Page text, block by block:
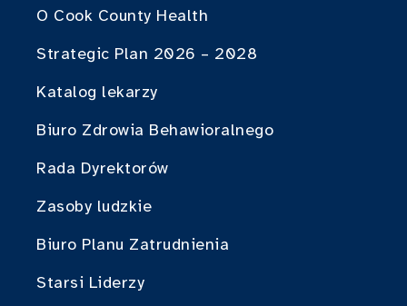
O Cook County Health
Strategic Plan 2026 – 2028
Katalog lekarzy
Biuro Zdrowia Behawioralnego
Rada Dyrektorów
Zasoby ludzkie
Biuro Planu Zatrudnienia
Starsi Liderzy